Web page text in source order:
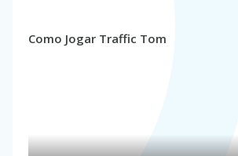
Como Jogar Traffic Tom